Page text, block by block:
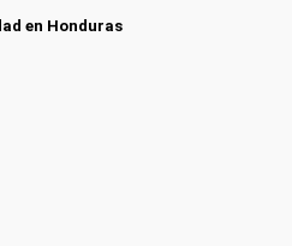
en Honduras